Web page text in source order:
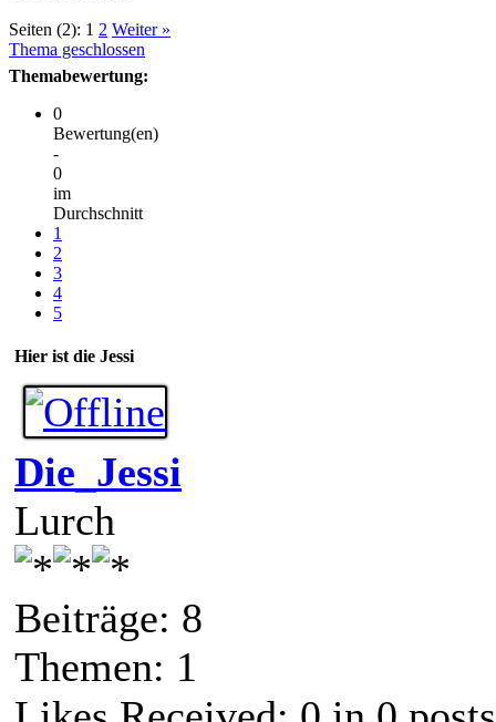
Seiten (2): 1 2 Weiter »
Thema geschlossen
Themabewertung:
0
Bewertung(en)
-
0
im
Durchschnitt
1
2
3
4
5
Hier ist die Jessi
Die_Jessi
Lurch
Beiträge: 8
Themen: 1